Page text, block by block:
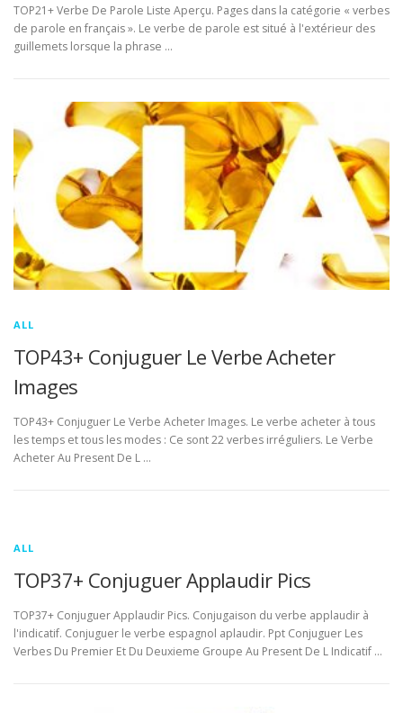
TOP21+ Verbe De Parole Liste Aperçu. Pages dans la catégorie « verbes
de parole en français ». Le verbe de parole est situé à l'extérieur des
guillemets lorsque la phrase …
ALL
TOP43+ Conjuguer Le Verbe Acheter
Images
TOP43+ Conjuguer Le Verbe Acheter Images. Le verbe acheter à tous
les temps et tous les modes : Ce sont 22 verbes irréguliers. Le Verbe
Acheter Au Present De L …
ALL
TOP37+ Conjuguer Applaudir Pics
TOP37+ Conjuguer Applaudir Pics. Conjugaison du verbe applaudir à
l'indicatif. Conjuguer le verbe espagnol aplaudir. Ppt Conjuguer Les
Verbes Du Premier Et Du Deuxieme Groupe Au Present De L Indicatif …